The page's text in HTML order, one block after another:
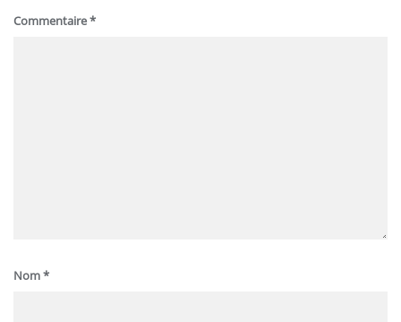
Commentaire*
Nom*